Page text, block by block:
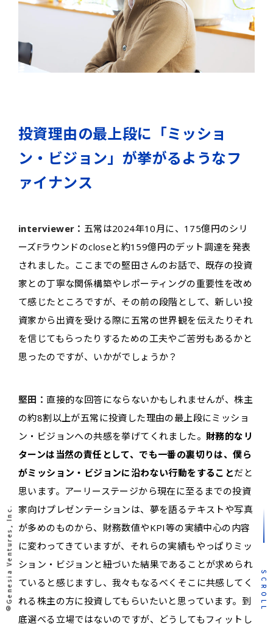
SCROLL
投資理由の最上段に「ミッショ
ン・ビジョン」が挙がるようなフ
ァイナンス
interviewer： 五常は2024年10月に、175億円のシリ
ーズFラウンドのcloseと約159億円のデット調達を発表
されました。ここまでの堅田さんのお話で、既存の投資
家との丁寧な関係構築やレポーティングの重要性を改め
て感じたところですが、その前の段階として、新しい投
資家から出資を受ける際に五常の世界観を伝えたりそれ
を信じてもらったりするための工夫やご苦労もあるかと
思ったのですが、いかがでしょうか？
堅田： 直接的な回答にならないかもしれませんが、株主
の約8割以上が五常に投資した理由の最上段にミッショ
ン・ビジョンへの共感を挙げてくれました。 財務的なリ
ターンは当然の責任として、でも一番の裏切りは、僕ら
がミッション・ビジョンに沿わない行動をすることだと
思います。アーリーステージから現在に至るまでの投資
家向けプレゼンテーションは、夢を語るテキストや写真
が多めのものから、財務数値やKPI等の実績中心の内容
に変わってきていますが、それらの実績もやっぱりミッ
ション・ビジョンと紐づいた結果であることが求められ
ていると感じますし、我々もなるべくそこに共感してく
れる株主の方に投資してもらいたいと思っています。到
底選べる立場ではないのですが、どうしてもフィットし
©Genesia Ventures, Inc.